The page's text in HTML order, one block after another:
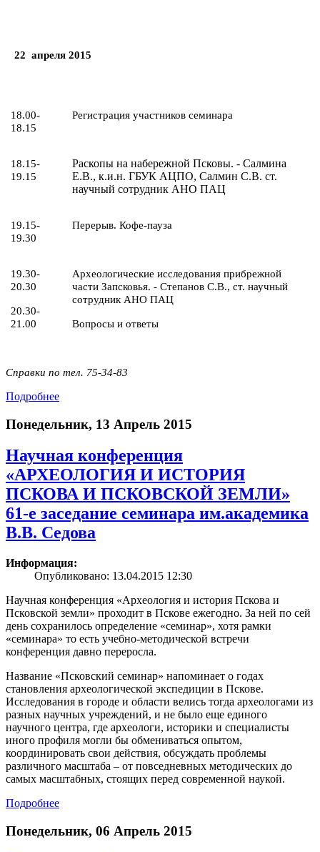
22 апреля 2015
18.00-
18.15
Регистрация участников семинара
18.15-
19.15
Раскопы на набережной Псковы. - Салмина
Е.В., к.и.н. ГБУК АЦПО, Салмин С.В. ст.
научный сотрудник АНО ПАЦ
19.15-
19.30
Перерыв. Кофе-пауза
19.30-
20.30
20.30-
21.00
Археологические исследования прибрежной
части Запсковья. - Степанов С.В., ст. научный
сотрудник АНО ПАЦ
Вопросы и ответы
Справки по тел. 75-34-83
Подробнее
Понедельник, 13 Апрель 2015
Научная конференция
«АРХЕОЛОГИЯ И ИСТОРИЯ
ПСКОВА И ПСКОВСКОЙ ЗЕМЛИ»
61-е заседание семинара им.академика
В.В. Седова
Информация:
Опубликовано: 13.04.2015 12:30
Научная конференция «Археология и история Пскова и
Псковской земли» проходит в Пскове ежегодно. За ней по сей
день сохранилось определение «семинар», хотя рамки
«семинара» то есть учебно-методической встречи
конференция давно переросла.
Название «Псковский семинар» напоминает о годах
становления археологической экспедиции в Пскове.
Исследования в городе и области велись тогда археологами из
разных научных учреждений, и не было еще единого
научного центра, где археологи, историки и специалисты
иного профиля могли бы обмениваться опытом,
координировать свои действия, обсуждать проблемы
различного масштаба – от повседневных методических до
самых масштабных, стоящих перед современной наукой.
Подробнее
Понедельник, 06 Апрель 2015